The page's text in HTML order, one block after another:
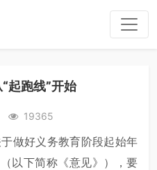
起跑线”开始
19365
做好义务教育阶段起始年
以下简称《意见》），要